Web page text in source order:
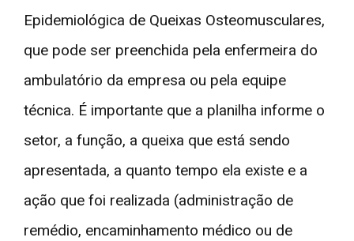
Epidemiológica de Queixas Osteomusculares,
que pode ser preenchida pela enfermeira do
ambulatório da empresa ou pela equipe
técnica. É importante que a planilha informe o
setor, a função, a queixa que está sendo
apresentada, a quanto tempo ela existe e a
ação que foi realizada (administração de
remédio, encaminhamento médico ou de